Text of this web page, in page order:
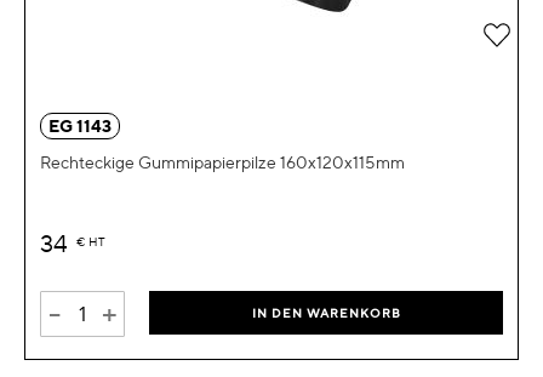
EG 1143
Rechteckige Gummipapierpilze 160x120x115mm
34 € HT
- + IN DEN WARENKORB
Zur